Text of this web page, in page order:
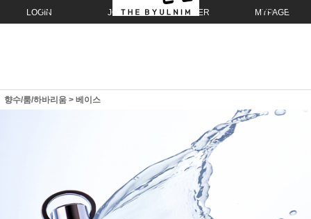
LOGIN JOIN ORDER MYPAGE
향수/룸/하바리움 > 베이스